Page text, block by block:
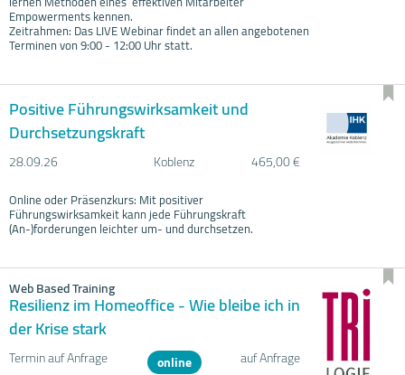
Empowerments kennen.
Zeitrahmen: Das LIVE Webinar findet an allen angebotenen
Terminen von 9:00 - 12:00 Uhr statt.
Positive Führungswirksamkeit und
Durchsetzungskraft
28.09.26 Koblenz 465,00 €
Online oder Präsenzkurs: Mit positiver
Führungswirksamkeit kann jede Führungskraft
(An-)forderungen leichter um- und durchsetzen.
Web Based Training
Resilienz im Homeoffice - Wie bleibe ich in
der Krise stark
Termin auf Anfrage online auf Anfrage